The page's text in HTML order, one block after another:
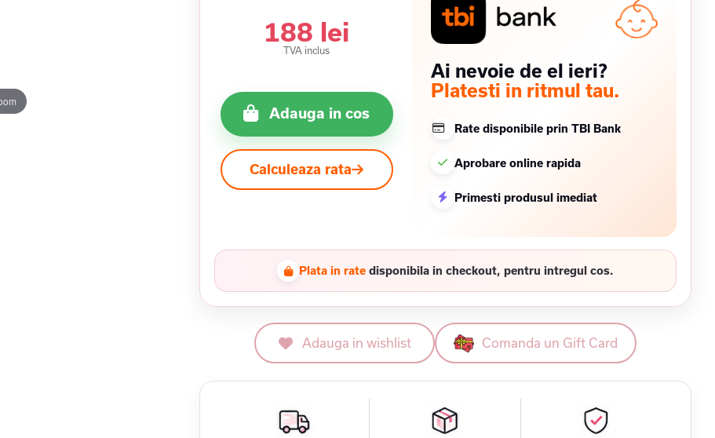
188 lei
TVA inclus
Adauga in cos
Calculeaza rata
Ai nevoie de el ieri?
Platesti in ritmul tau.
Rate disponibile prin TBI Bank
Aprobare online rapida
Primesti produsul imediat
Plata in rate disponibila in checkout, pentru intregul cos.
Adauga in wishlist Comanda un Gift Card